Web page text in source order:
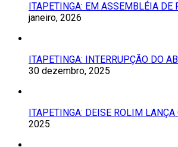
ITAPETINGA: EM ASSEMBLÉIA DE
janeiro, 2026
ITAPETINGA: INTERRUPÇÃO DO
30 dezembro, 2025
ITAPETINGA: DEISE ROLIM LANÇA
2025